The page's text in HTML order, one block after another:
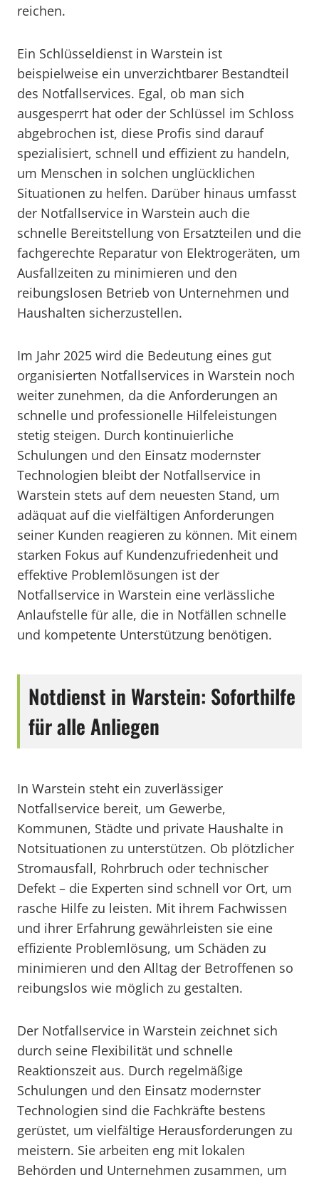
reichen.
Ein Schlüsseldienst in Warstein ist
beispielweise ein unverzichtbarer Bestandteil
des Notfallservices. Egal, ob man sich
ausgesperrt hat oder der Schlüssel im Schloss
abgebrochen ist, diese Profis sind darauf
spezialisiert, schnell und effizient zu handeln,
um Menschen in solchen unglücklichen
Situationen zu helfen. Darüber hinaus umfasst
der Notfallservice in Warstein auch die
schnelle Bereitstellung von Ersatzteilen und die
fachgerechte Reparatur von Elektrogeräten, um
Ausfallzeiten zu minimieren und den
reibungslosen Betrieb von Unternehmen und
Haushalten sicherzustellen.
Im Jahr 2025 wird die Bedeutung eines gut
organisierten Notfallservices in Warstein noch
weiter zunehmen, da die Anforderungen an
schnelle und professionelle Hilfeleistungen
stetig steigen. Durch kontinuierliche
Schulungen und den Einsatz modernster
Technologien bleibt der Notfallservice in
Warstein stets auf dem neuesten Stand, um
adäquat auf die vielfältigen Anforderungen
seiner Kunden reagieren zu können. Mit einem
starken Fokus auf Kundenzufriedenheit und
effektive Problemlösungen ist der
Notfallservice in Warstein eine verlässliche
Anlaufstelle für alle, die in Notfällen schnelle
und kompetente Unterstützung benötigen.
Notdienst in Warstein: Soforthilfe
für alle Anliegen
In Warstein steht ein zuverlässiger
Notfallservice bereit, um Gewerbe,
Kommunen, Städte und private Haushalte in
Notsituationen zu unterstützen. Ob plötzlicher
Stromausfall, Rohrbruch oder technischer
Defekt – die Experten sind schnell vor Ort, um
rasche Hilfe zu leisten. Mit ihrem Fachwissen
und ihrer Erfahrung gewährleisten sie eine
effiziente Problemlösung, um Schäden zu
minimieren und den Alltag der Betroffenen so
reibungslos wie möglich zu gestalten.
Der Notfallservice in Warstein zeichnet sich
durch seine Flexibilität und schnelle
Reaktionszeit aus. Durch regelmäßige
Schulungen und den Einsatz modernster
Technologien sind die Fachkräfte bestens
gerüstet, um vielfältige Herausforderungen zu
meistern. Sie arbeiten eng mit lokalen
Behörden und Unternehmen zusammen, um